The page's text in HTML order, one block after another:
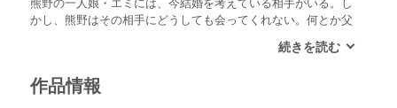
熊野の一人娘・エミには、今結婚を考えている相手がいる。し
かし、熊野はその相手にどうしても会ってくれない。何とか父
相談を受けた数日後、伊橋は『藤村』の常連・円鶴師匠に「嫁
は、「嫁菜」という名が辛い思い出を呼び起こすからだと話し
作品情報